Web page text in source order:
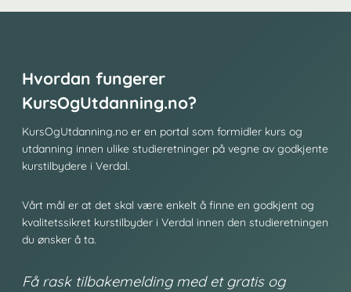
Hvordan fungerer
KursOgUtdanning.no?
KursOgUtdanning.no er en portal som formidler kurs og
utdanning innen ulike studieretninger på vegne av godkjente
kurstilbydere i Verdal.
Vårt mål er at det skal være enkelt å finne en godkjent og
kvalitetssikret kurstilbyder i Verdal innen den studieretningen
du ønsker å ta.
Få rask tilbakemelding med et gratis og